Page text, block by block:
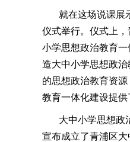
就在这场说课展
仪式举行。仪式上
小学思想政治教育
造大中小学思想政
的思想政治教育资
教育一体化建设提供
大中小学思想政
宣布成立了青浦区